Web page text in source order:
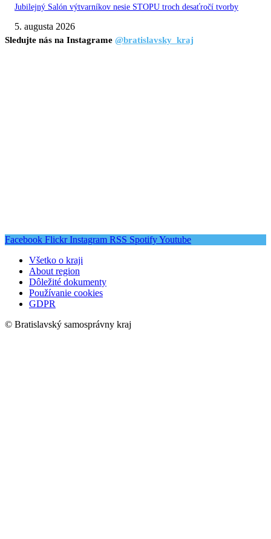
Jubilejný Salón výtvarníkov nesie STOPU troch desaťročí tvorby
5. augusta 2026
Sledujte nás na Instagrame @bratislavsky_kraj
Facebook Flickr Instagram RSS SpotifyYoutube
Všetko o kraji
About region
Dôležité dokumenty
Používanie cookies
GDPR
© Bratislavský samosprávny kraj